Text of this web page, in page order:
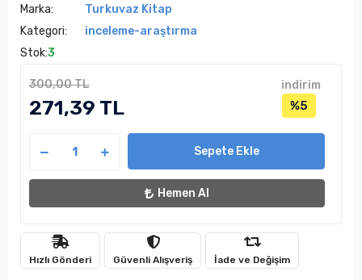
Marka:
Turkuvaz Kitap
Kategori:
inceleme-araştırma
Stok:3
300,00 TL
271,39 TL
indirim
%5
Sepete Ekle
Hemen Al
Hızlı Gönderi Güvenli Alışveriş İade ve Değişim